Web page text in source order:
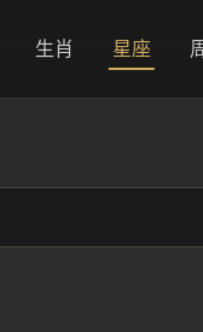
生肖 星座